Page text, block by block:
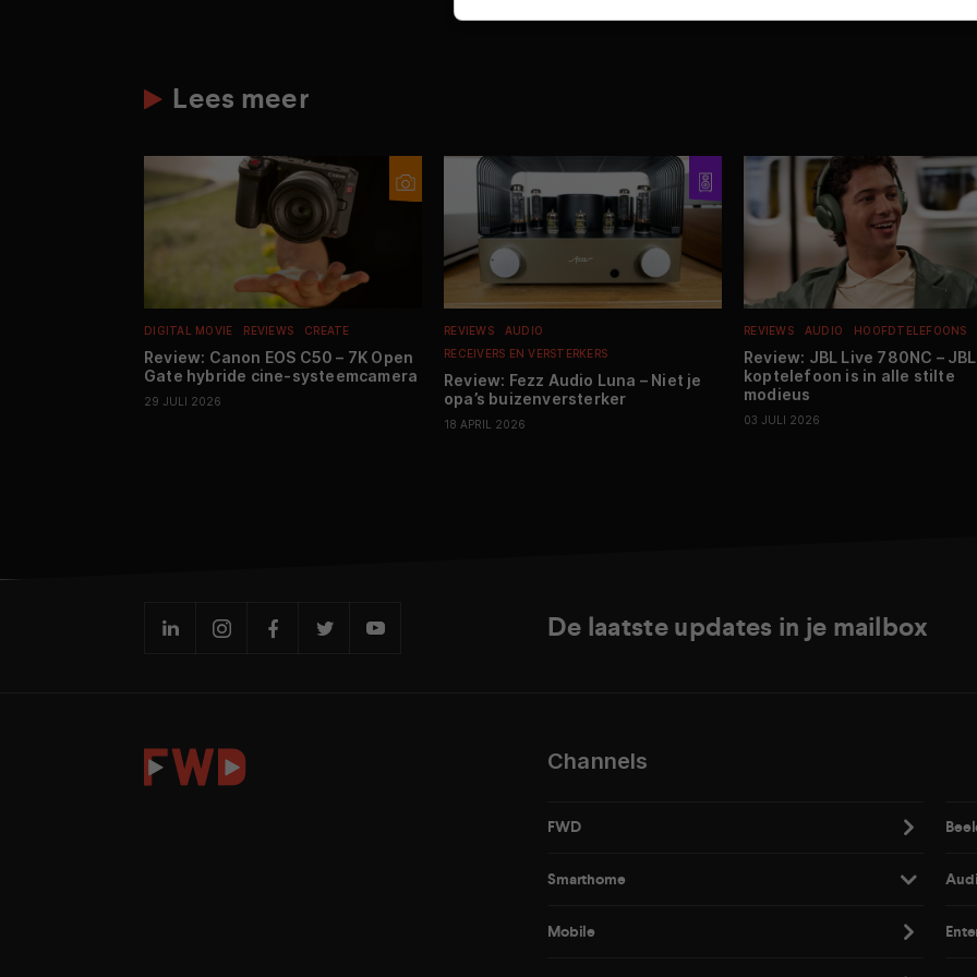
Lees meer
DIGITAL MOVIE REVIEWS CREATE
Review: Canon EOS C50 – 7K Open
Gate hybride cine-systeemcamera
29 JULI 2026
REVIEWS
AUDIO
RECEIVERS EN VERSTERKERS
Review: Fezz Audio Luna – Niet je
opa’s buizenversterker
18 APRIL 2026
REVIEWS AUDIO HOOFDTELEFOONS
Review: JBL Live 780NC –
koptelefoon is in alle stilte
modieus
03 JULI 2026
De laatste updates in je mailbox
Channels
FWD
Smarthome
Mobile